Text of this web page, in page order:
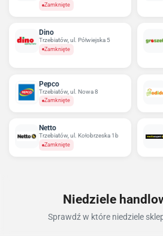
Zamknięte
Dino
Trzebiatów, ul. Półwiejska 5
Zamknięte
Pepco
Trzebiatów, ul. Nowa 8
Zamknięte
Netto
Trzebiatów, ul. Kołobrzeska 1b
Zamknięte
Niedziele
Sprawdź w które niedziele